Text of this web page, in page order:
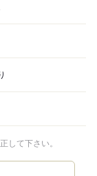
して下さい。